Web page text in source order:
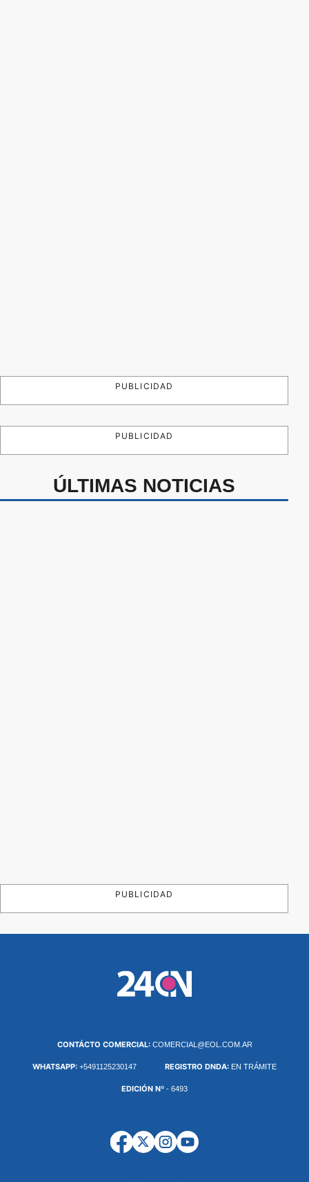
PUBLICIDAD
PUBLICIDAD
ÚLTIMAS NOTICIAS
PUBLICIDAD
CONTÁCTO COMERCIAL: COMERCIAL@EOL.COM.AR
WHATSAPP: +5491125230147 REGISTRO DNDA: EN TRÁMITE
EDICIÓN Nº - 6493